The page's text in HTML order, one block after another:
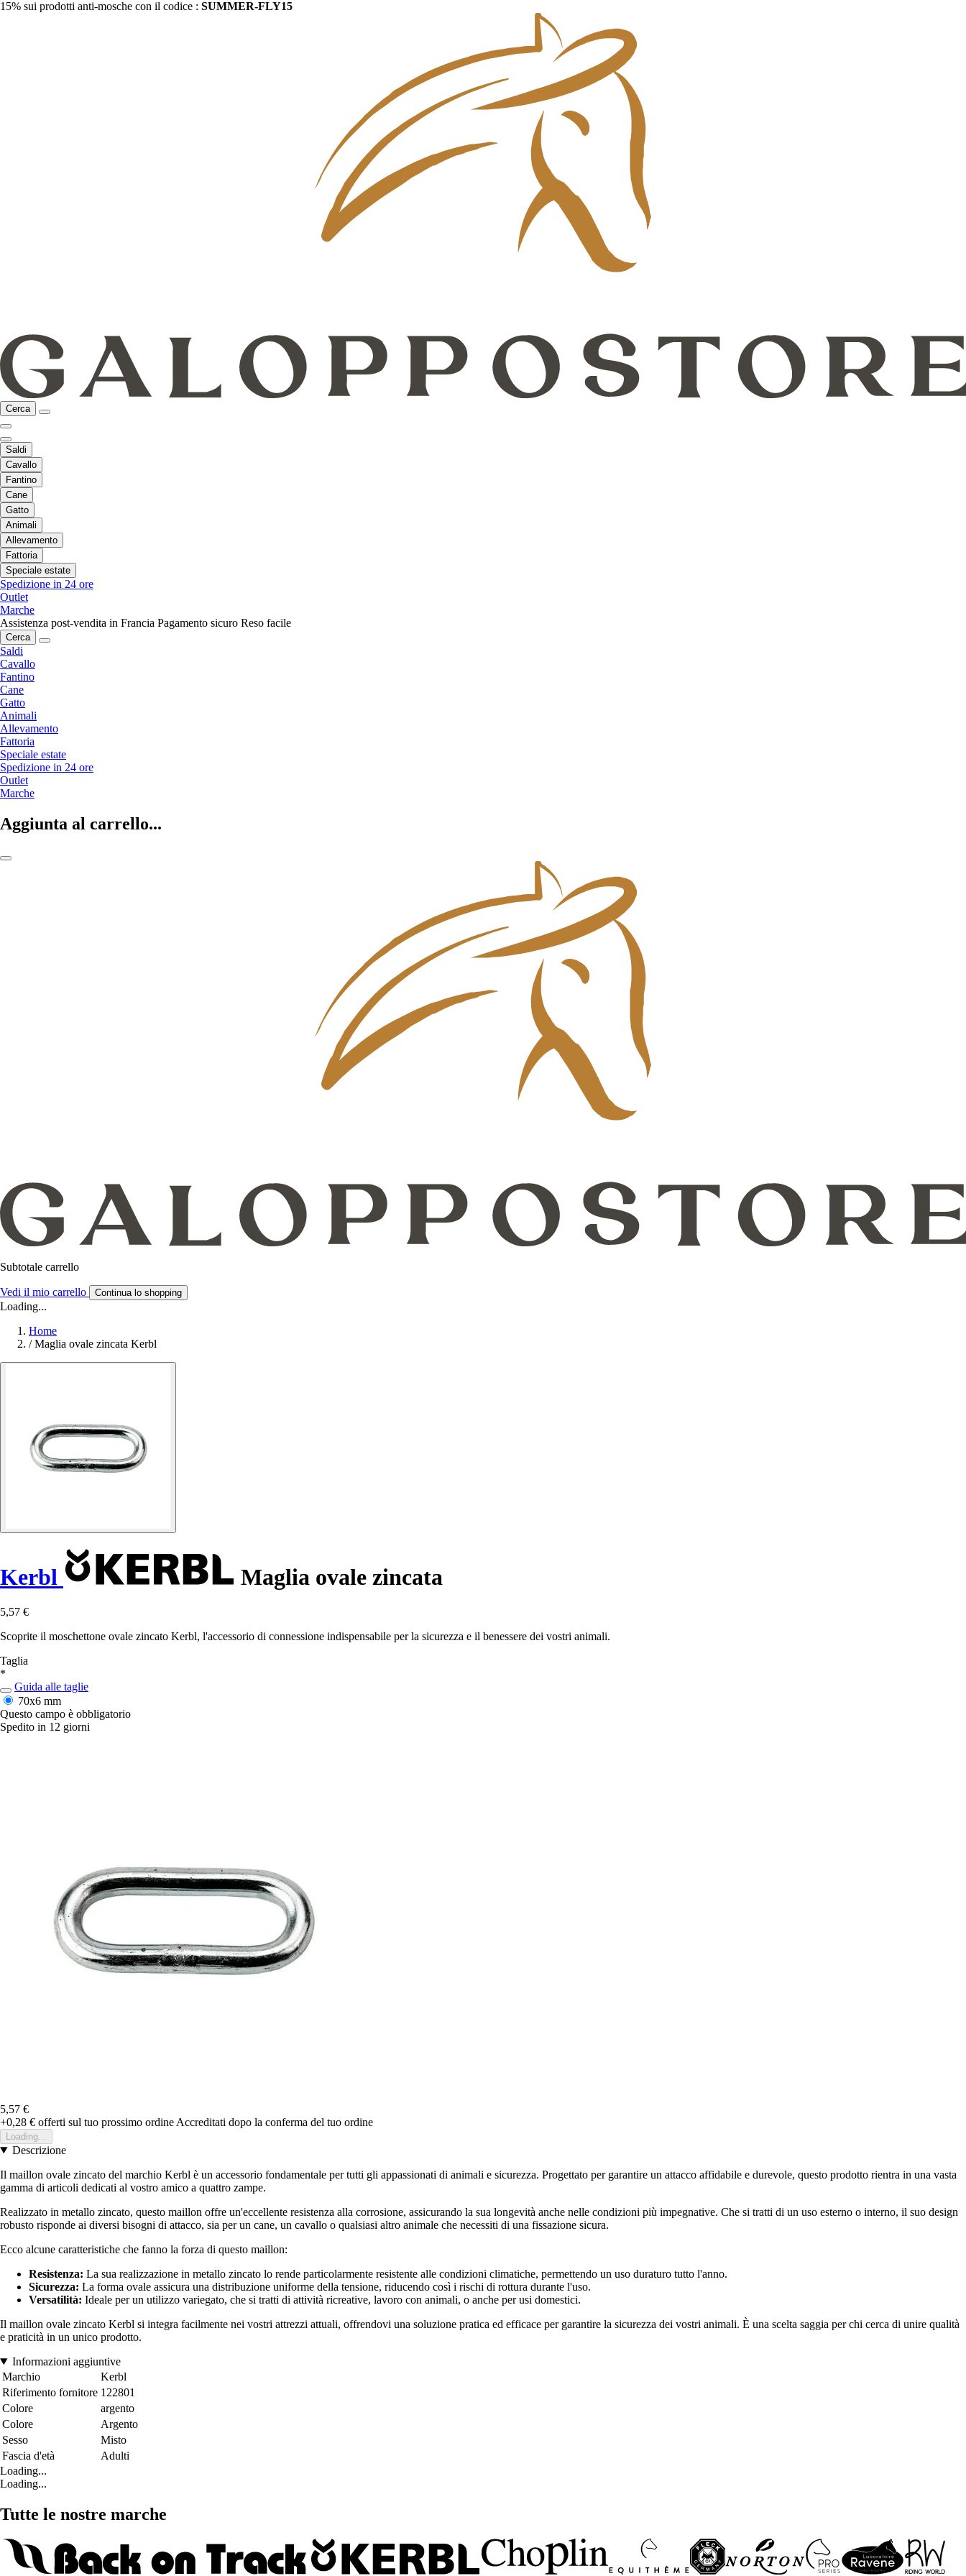
15% sui prodotti anti-mosche con il codice : SUMMER-FLY15
Cerca
Saldi
Cavallo
Fantino
Cane
Gatto
Animali
Allevamento
Fattoria
Speciale estate
Spedizione in 24 ore
Outlet
Marche
Assistenza post-vendita in Francia Pagamento sicuro Reso facile
Cerca
Saldi
Cavallo
Fantino
Cane
Gatto
Animali
Allevamento
Fattoria
Speciale estate
Spedizione in 24 ore
Outlet
Marche
Aggiunta al carrello...
Subtotale carrello
Vedi il mio carrello Continua lo shopping
Loading...
Home
/ Maglia ovale zincata Kerbl
Kerbl Maglia ovale zincata
5,57 €
Scoprite il moschettone ovale zincato Kerbl, l'accessorio di connessione indispensabile per la sicurezza e il benessere dei vostri animali.
Taglia
*
Guida alle taglie
70x6 mm
Questo campo è obbligatorio
Spedito in 12 giorni
5,57 €
+0,28 € offerti sul tuo prossimo ordine Accreditati dopo la conferma del tuo ordine
Loading...
Descrizione
Il maillon ovale zincato del marchio Kerbl è un accessorio fondamentale per tutti gli appassionati di animali e sicurezza. Progettato per garantire un attacco affidabile e durevole, questo prodotto rientra in una vasta
gamma di articoli dedicati al vostro amico a quattro zampe.
Realizzato in metallo zincato, questo maillon offre un'eccellente resistenza alla corrosione, assicurando la sua longevità anche nelle condizioni più impegnative. Che si tratti di un uso esterno o interno, il suo design
robusto risponde ai diversi bisogni di attacco, sia per un cane, un cavallo o qualsiasi altro animale che necessiti di una fissazione sicura.
Ecco alcune caratteristiche che fanno la forza di questo maillon:
Resistenza: La sua realizzazione in metallo zincato lo rende particolarmente resistente alle condizioni climatiche, permettendo un uso duraturo tutto l'anno.
Sicurezza: La forma ovale assicura una distribuzione uniforme della tensione, riducendo così i rischi di rottura durante l'uso.
Versatilità: Ideale per un utilizzo variegato, che si tratti di attività ricreative, lavoro con animali, o anche per usi domestici.
Il maillon ovale zincato Kerbl si integra facilmente nei vostri attrezzi attuali, offrendovi una soluzione pratica ed efficace per garantire la sicurezza dei vostri animali. È una scelta saggia per chi cerca di unire qualità
e praticità in un unico prodotto.
Informazioni aggiuntive
Marchio
Kerbl
Riferimento fornitore 122801
Colore
argento
Colore
Argento
Sesso
Misto
Fascia d'età
Adulti
Loading...
Loading...
Tutte le nostre marche